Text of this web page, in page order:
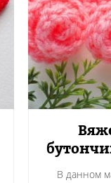
В данном